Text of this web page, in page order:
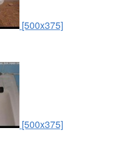
[500x375]
[500x375]